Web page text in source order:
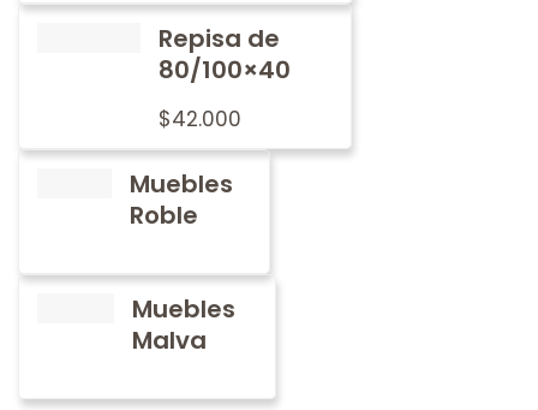
Repisa de
80/100×40
$42.000
Muebles
Roble
Muebles
Malva